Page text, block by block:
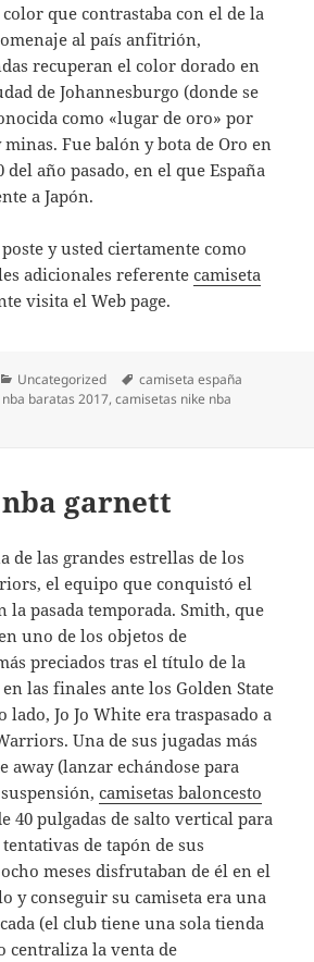
que contrastaba con el de la
al país anfitrión,
recuperan el color dorado en
de Johannesburgo (donde se
como «lugar de oro» por
Fue balón y bota de Oro en
año pasado, en el que España
a Japón.
y usted ciertamente como
adicionales referentecamiseta
visita el Web page.
Categorías
Uncategorized Etiquetas
camiseta españa
baratas 2017,camisetas nike nba
garnett
de las grandes estrellas de los
el equipo que conquistó el
la pasada temporada. Smith, que
uno de los objetos de
preciados tras el título de la
las finales ante los Golden State
Jo Jo White era traspasado a
Una de sus jugadas más
away (lanzar echándose para
camisetas baloncesto
40 pulgadas de salto vertical para
de tapón de sus
meses disfrutaban de él en el
y conseguir su camiseta era una
(el club tiene una sola tienda
centraliza la venta de